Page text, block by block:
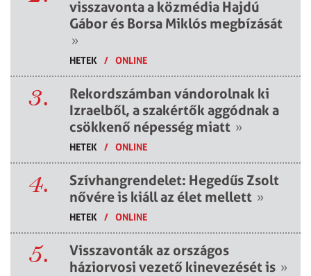
visszavonta a közmédia Hajdú
Gábor és Borsa Miklós megbízását
»
HETEK / ONLINE
3.
Rekordszámban vándorolnak ki
Izraelből, a szakértők aggódnak a
csökkenő népesség miatt »
HETEK / ONLINE
4.
Szívhangrendelet: Hegedűs Zsolt
nővére is kiáll az élet mellett »
HETEK / ONLINE
5.
Visszavonták az országos
háziorvosi vezető kinevezését is »